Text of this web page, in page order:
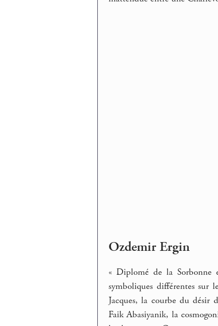
Ozdemir Ergin
« Diplomé de la
symboliques différentes sur
Jacques, la courbe du désir
Faik Abasiyanik, la